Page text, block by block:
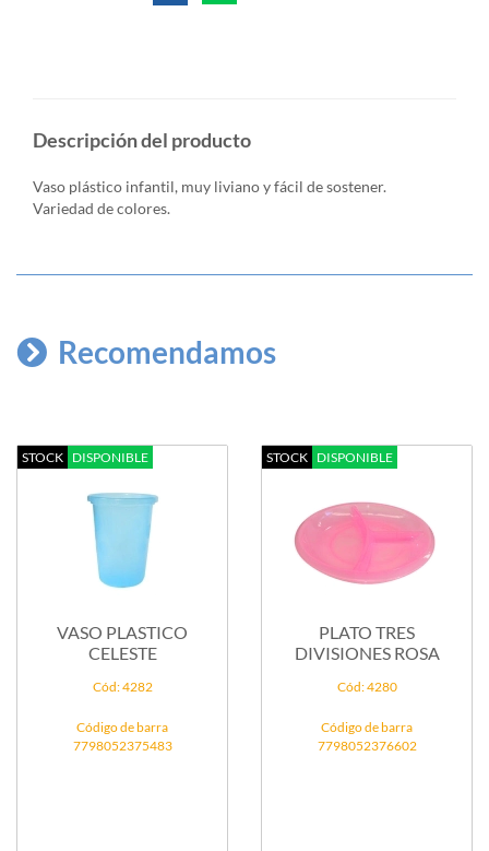
Descripción del producto
Vaso plástico infantil, muy liviano y fácil de sostener.
Variedad de colores.
Recomendamos
STOCK DISPONIBLE
VASO PLASTICO
CELESTE
Cód: 4282
Código de barra
7798052375483
STOCK DISPONIBLE
PLATO TRES
DIVISIONES ROSA
Cód: 4280
Código de barra
7798052376602